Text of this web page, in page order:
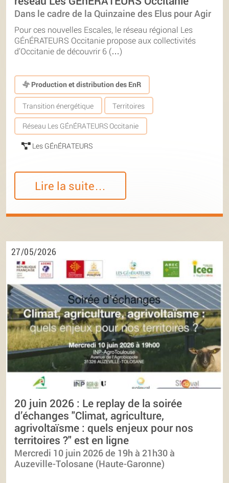
Dans le cadre de la Quinzaine des Elus pour Agir
Pour ces nouvelles Escales, le réseau régional Les
GÉnÉRATEURS Occitanie propose aux collectivités
d’Occitanie de découvrir 6 (…)
Production et distribution des EnR
Transition énergétique Territoires
Réseau Les GÉnÉRATEURS Occitanie
Les GÉnÉRATEURS
Lire la suite…
27/05/2026
20 juin 2026 : Le replay de la soirée
d’échanges "Climat, agriculture,
agrivoltaïsme : quels enjeux pour nos
territoires ?" est en ligne
Mercredi 10 juin 2026 de 19h à 21h30 à
Auzeville-Tolosane (Haute-Garonne)